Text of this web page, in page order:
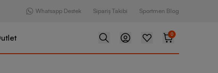
Whatsapp Destek Sipariş Takibi Sportmen Blog
0